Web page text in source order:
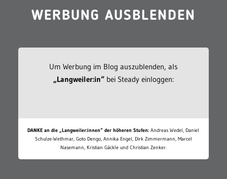
WERBUNG AUSBLENDEN
Um Werbung im Blog auszublenden, als
„Langweiler:in“bei Steady einloggen:
DANKE an die „Langweiler:innen“ der höheren Stufen: Andreas Wedel, Daniel
Schulze-Wethmar, Goto Dengo, Annika Engel, Dirk Zimmermann, Marcel
Nasemann, Kristian Gäckle und Christian Zenker.